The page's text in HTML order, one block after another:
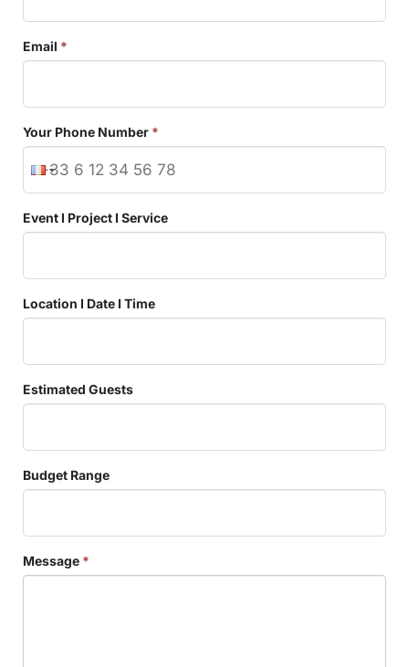
Email *
Your Phone Number *
Event I Project I Service
Location I Date I Time
Estimated Guests
Budget Range
Message *